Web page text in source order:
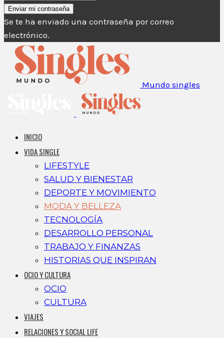
Se te ha enviado una contraseña por correo
electrónico.
Mundo singles
INICIO
VIDA SINGLE
LIFESTYLE
SALUD Y BIENESTAR
DEPORTE Y MOVIMIENTO
MODA Y BELLEZA
TECNOLOGÍA
DESARROLLO PERSONAL
TRABAJO Y FINANZAS
HISTORIAS QUE INSPIRAN
OCIO Y CULTURA
OCIO
CULTURA
VIAJES
RELACIONES Y SOCIAL LIFE